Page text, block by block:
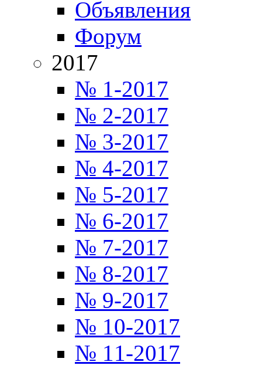
Объявления
Форум
2017
№ 1-2017
№ 2-2017
№ 3-2017
№ 4-2017
№ 5-2017
№ 6-2017
№ 7-2017
№ 8-2017
№ 9-2017
№ 10-2017
№ 11-2017